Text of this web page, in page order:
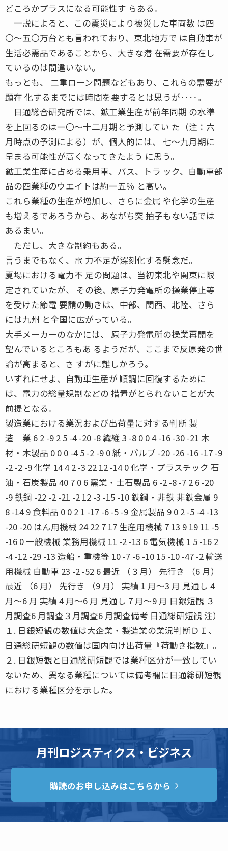
どころかプラスになる可能性す らある。
一説によると、この震災により被災した車両数 は四
〇〜五〇万台とも言われており、東北地方で は自動車が
生活必需品であることから、大きな潜 在需要が存在し
ているのは間違いない。
もっとも、 二重ローン問題などもあり、これらの需要が
顕在 化するまでには時間を要するとは思うが‥‥。
日通総合研究所では、鉱工業生産が前年同期 の水準
を上回るのは一〇〜十二月期と予測してい た（注：六
月時点の予測による）が、個人的には、 七〜九月期に
早まる可能性が高くなってきたよう に思う。
鉱工業生産に占める乗用車、バス、トラ ック、自動車部
品の四業種のウエイトは約一五％ と高い。
これら業種の生産が増加し、さらに金属 や化学の生産
も増えるであろうから、あながち突 拍子もない話では
あるまい。
ただし、大きな制約もある。
言うまでもなく、電 力不足が深刻化する懸念だ。
夏場における電力不 足の問題は、当初東北や関東に限
定されていたが、 その後、原子力発電所の操業停止等
を受けた節電 要請の動きは、中部、関西、北陸、さら
には九州 と全国に広がっている。
大手メーカーのなかには、 原子力発電所の操業再開を
望んでいるところもあ るようだが、ここまで反原発の世
論が高まると、さ すがに難しかろう。
いずれにせよ、自動車生産が 順調に回復するために
は、電力の総量規制などの 措置がとられないことが大
前提となる。
製造業における業況および出荷量に対する判断 製
造 業 6 2 -9 2 5 -4 -20 -8 繊維 3 -8 0 0 4 -16 -30 -21 木
材・木製品 0 0 0 -4 5 -2 -9 0 紙・パルプ -20 -26 -16 -17 -9
-2 -2 -9 化学 14 4 2 -3 22 12 -14 0 化学・プラスチック 石
油・石炭製品 40 7 0 6 窯業・土石製品 6 -2 -8 -7 2 6 -20
-9 鉄鋼 -22 -2 -21 -2 12 -3 -15 -10 鉄鋼・非鉄 非鉄金属 9
8 -14 9 食料品 0 0 2 1 -17 -6 -5 -9 金属製品 9 0 2 -5 -4 -13
-20 -20 はん用機械 24 22 7 17 生産用機械 7 13 9 19 11 -5
-16 0 一般機械 業務用機械 11 -2 -13 6 電気機械 1 5 -16 2
-4 -12 -29 -13 造船・重機等 10 -7 -6 -10 15 -10 -47 -2 輸送
用機械 自動車 23 -2 -52 6 最近 （３月） 先行き （6 月）
最近 （6 月） 先行き （9 月） 実績 1 月〜3 月 見通し 4
月〜6 月 実績 4 月〜6 月 見通し 7 月〜9 月 日銀短観 ３
月調査6 月調査３月調査6 月調査備考 日通総研短観 注）
１. 日銀短観の数値は大企業・製造業の業況判断ＤＩ、
日通総研短観の数値は国内向け出荷量『荷動き指数』。
２. 日銀短観と日通総研短観では業種区分が一致してい
ないため、異なる業種については備考欄に日通総研短観
における業種区分を示した。
月刊ロジスティクス・ビジネス
購読のお申し込みはこちらから